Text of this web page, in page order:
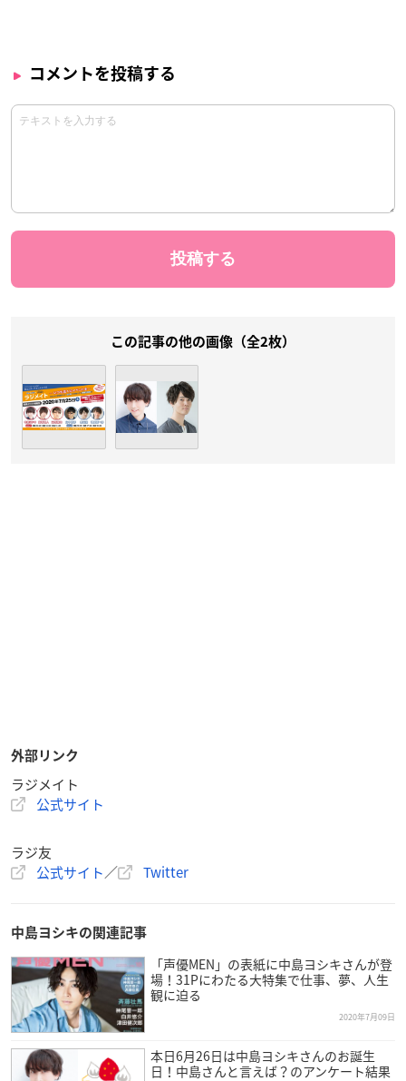
コメントを投稿する
この記事の他の画像（全2枚）
外部リンク
ラジメイト
公式サイト
ラジ友
公式サイト／ Twitter
中島ヨシキの関連記事
「声優MEN」の表紙に中島ヨシキさんが登
場！31Pにわたる大特集で仕事、夢、人生
観に迫る
2020年7月09日
本日6月26日は中島ヨシキさんのお誕生
日！中島さんと言えば？のアンケート結果